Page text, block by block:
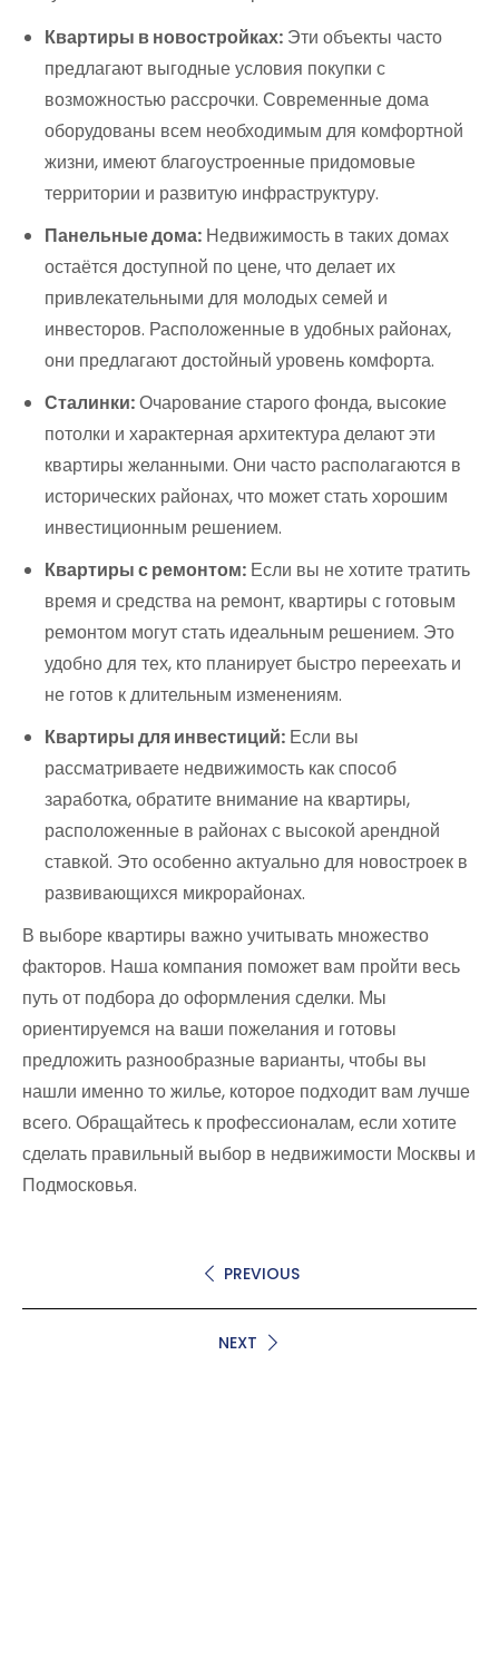
Квартиры в новостройках: Эти объекты часто
предлагают выгодные условия покупки с
возможностью рассрочки. Современные дома
оборудованы всем необходимым для комфортной
жизни, имеют благоустроенные придомовые
территории и развитую инфраструктуру.
Панельные дома: Недвижимость в таких домах
остаётся доступной по цене, что делает их
привлекательными для молодых семей и
инвесторов. Расположенные в удобных районах,
они предлагают достойный уровень комфорта.
Сталинки:Очарование старого фонда, высокие
потолки и характерная архитектура делают эти
квартиры желанными. Они часто располагаются в
исторических районах, что может стать хорошим
инвестиционным решением.
Квартиры с ремонтом: Если вы не хотите тратить
время и средства на ремонт, квартиры с готовым
ремонтом могут стать идеальным решением. Это
удобно для тех, кто планирует быстро переехать и
не готов к длительным изменениям.
Квартиры для инвестиций: Если вы
рассматриваете недвижимость как способ
заработка, обратите внимание на квартиры,
расположенные в районах с высокой арендной
ставкой. Это особенно актуально для новостроек в
развивающихся микрорайонах.
В выборе квартиры важно учитывать множество
факторов. Наша компания поможет вам пройти весь
путь от подбора до оформления сделки. Мы
ориентируемся на ваши пожелания и готовы
предложить разнообразные варианты, чтобы вы
нашли именно то жилье, которое подходит вам лучше
всего. Обращайтесь к профессионалам, если хотите
сделать правильный выбор в недвижимости Москвы и
Подмосковья.
PREVIOUS
NEXT